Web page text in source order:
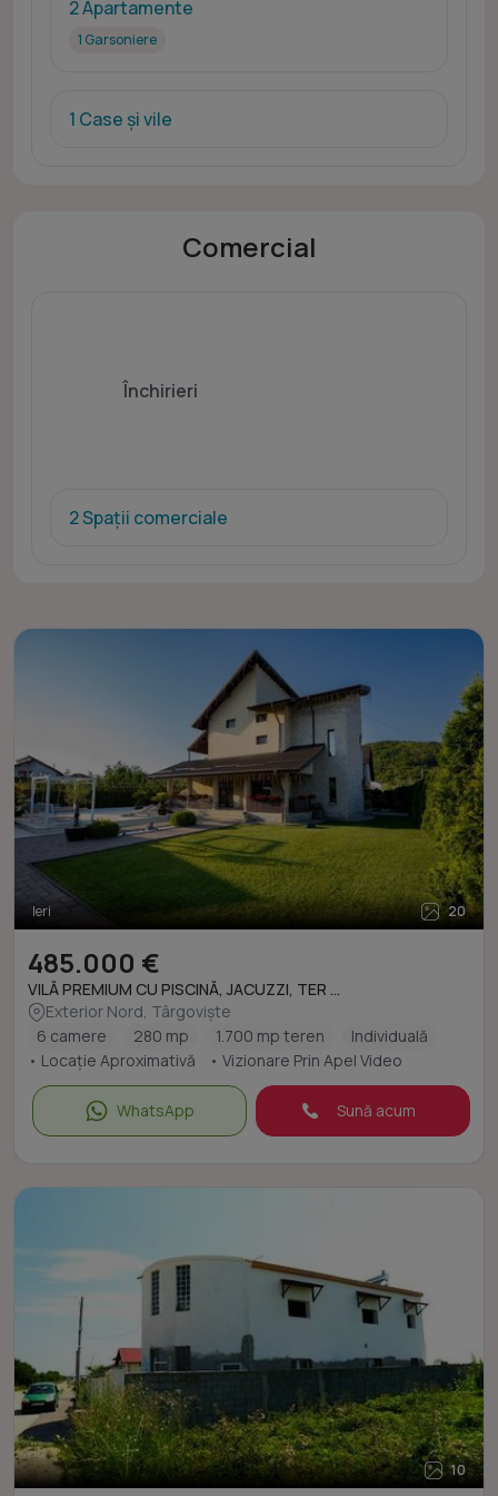
2 Apartamente
1 Garsoniere
1 Case și vile
Comercial
Închirieri
2 Spații comerciale
Ieri 20
485.000 €
VILĂ PREMIUM CU PISCINĂ, JACUZZI, TER ...
Exterior Nord, Târgoviște
6 camere
280 mp 1.700 mp teren
Individuală
• Locație Aproximativă
• Vizionare Prin Apel Video
WhatsApp Sună acum
10